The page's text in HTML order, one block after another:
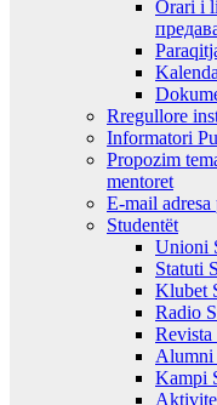
Orari i
Rregullore
Informatori
Propozim
mentoret
E-mail
Studentët
Unioni
Statuti
Klubet
Radio
Revista
Alumni
Kampi